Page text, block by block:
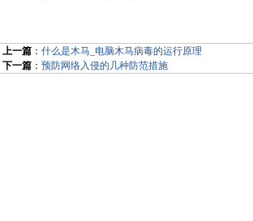
上一篇 ： 什么是木马_电脑木马病毒的运行原理
下一篇 ： 预防网络入侵的几种防范措施